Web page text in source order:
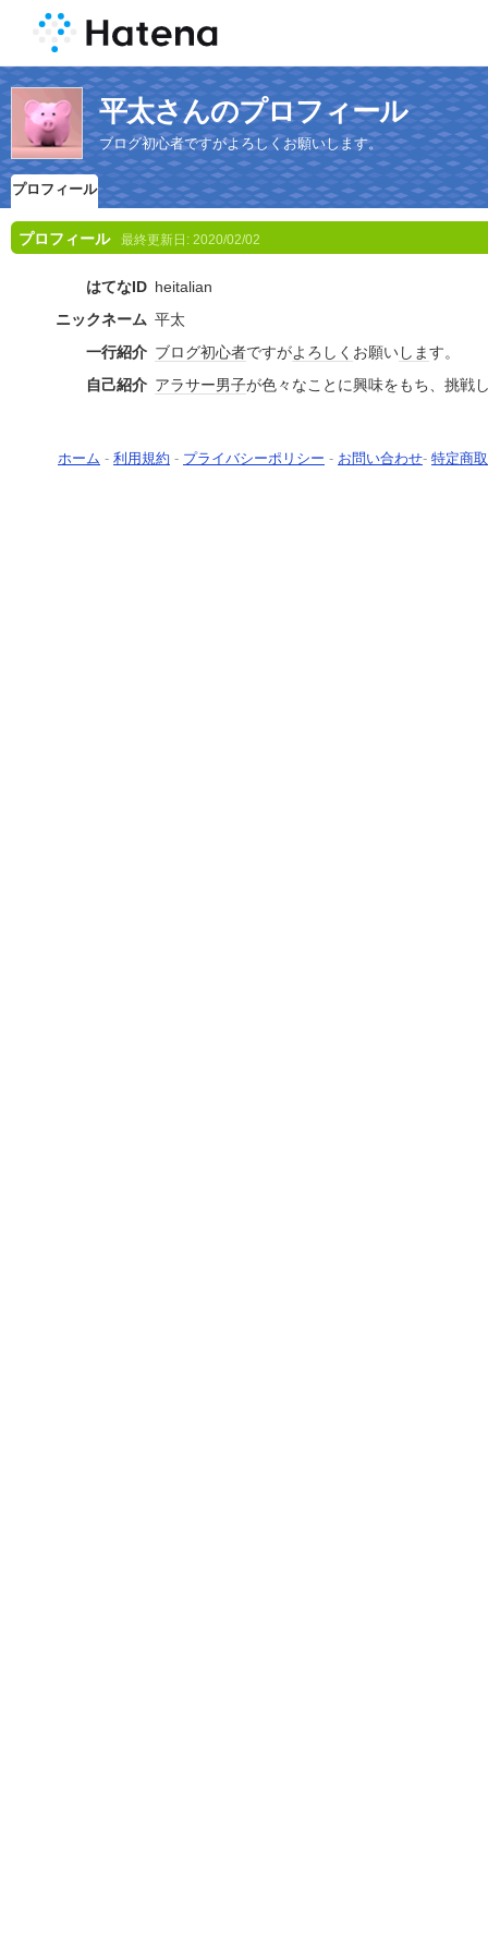
平太さんのプロフィール
ブログ初心者ですがよろしくお願いします。
プロフィール
プロフィール 最終更新日: 2020/02/02
はてなID heitalian
ニックネーム 平太
一行紹介 ブログ初心者ですがよろしく お願いします。
自己紹介 アラサー男子が色々なことに興味をもち、挑戦
ホーム - 利用規約 - プライバシーポリシー - お問い合わせ- 特定商